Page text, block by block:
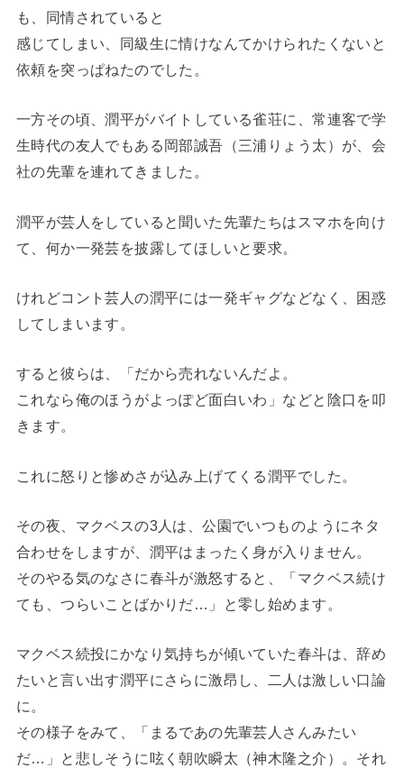
も、同情されていると
感じてしまい、同級生に情けなんてかけられたくないと
依頼を突っぱねたのでした。
一方その頃、潤平がバイトしている雀荘に、常連客で学
生時代の友人でもある岡部誠吾（三浦りょう太）が、会
社の先輩を連れてきました。
潤平が芸人をしていると聞いた先輩たちはスマホを向け
て、何か一発芸を披露してほしいと要求。
けれどコント芸人の潤平には一発ギャグなどなく、困惑
してしまいます。
すると彼らは、「だから売れないんだよ。
これなら俺のほうがよっぽど面白いわ」などと陰口を叩
きます。
これに怒りと惨めさが込み上げてくる潤平でした。
その夜、マクベスの3人は、公園でいつものようにネタ
合わせをしますが、潤平はまったく身が入りません。
そのやる気のなさに春斗が激怒すると、「マクベス続け
ても、つらいことばかりだ…」と零し始めます。
マクベス続投にかなり気持ちが傾いていた春斗は、辞め
たいと言い出す潤平にさらに激昂し、二人は激しい口論
に。
その様子をみて、「まるであの先輩芸人さんみたい
だ…」と悲しそうに呟く朝吹瞬太（神木隆之介）。それ